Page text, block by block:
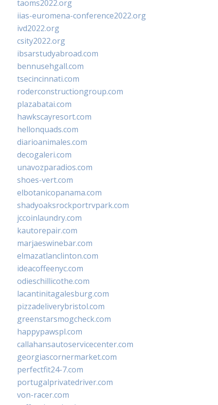
taoms2022.org
iias-euromena-conference2022.org
ivd2022.org
csity2022.org
ibsarstudyabroad.com
bennusehgall.com
tsecincinnati.com
roderconstructiongroup.com
plazabatai.com
hawkscayresort.com
hellonquads.com
diarioanimales.com
decogaleri.com
unavozparadios.com
shoes-vert.com
elbotanicopanama.com
shadyoaksrockportrvpark.com
jccoinlaundry.com
kautorepair.com
marjaeswinebar.com
elmazatlanclinton.com
ideacoffeenyc.com
odieschillicothe.com
lacantinitagalesburg.com
pizzadeliverybristol.com
greenstarsmogcheck.com
happypawspl.com
callahansautoservicecenter.com
georgiascornermarket.com
perfectfit24-7.com
portugalprivatedriver.com
von-racer.com